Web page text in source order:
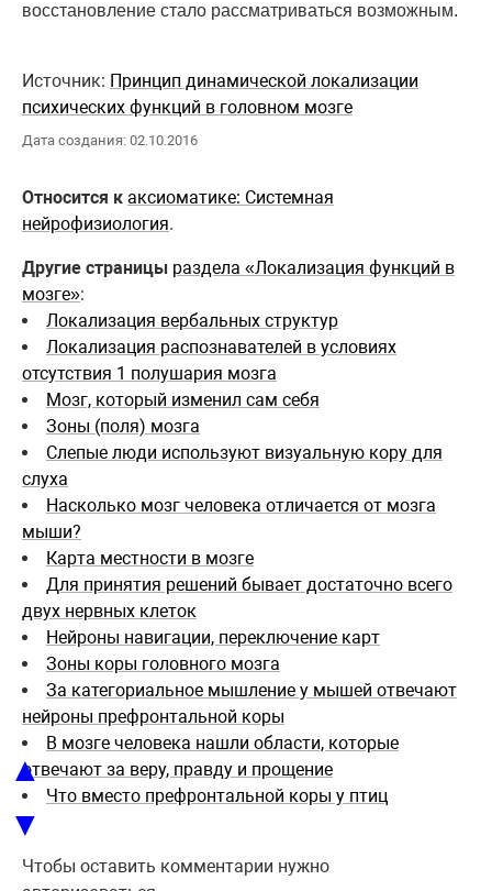
восстановление стало рассматриваться возможным.
Источник: Принцип динамической локализации
психических функций в головном мозге
Дата создания: 02.10.2016
Относится к аксиоматике: Системная
нейрофизиология.
Другие страницы раздела «Локализация функций в
мозге»:
Локализация вербальных структур
Локализация распознавателей в условиях
отсутствия 1 полушария мозга
Мозг, который изменил сам себя
Зоны (поля) мозга
Слепые люди используют визуальную кору для
слуха
Насколько мозг человека отличается от мозга
мыши?
Карта местности в мозге
Для принятия решений бывает достаточно всего
двух нервных клеток
Нейроны навигации, переключение карт
Зоны коры головного мозга
За категориальное мышление у мышей отвечают
нейроны префронтальной коры
В мозге человека нашли области, которые
отвечают за веру, правду и прощение
Что вместо префронтальной коры у птиц
Чтобы оставить комментарии нужно
▲
▼